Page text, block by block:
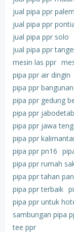
jual pipa ppr
jual pipa ppr
jual pipa ppr solo
jual pipa ppr
mesin las ppr
pipa ppr air dingin
pipa ppr bangunan
pipa ppr gedung
pipa ppr
pipa ppr jawa
pipa ppr
pipa ppr pn16
pipa ppr rumah
pipa ppr tahan
pipa ppr terbaik
pipa ppr untuk
sambungan pipa
tee ppr